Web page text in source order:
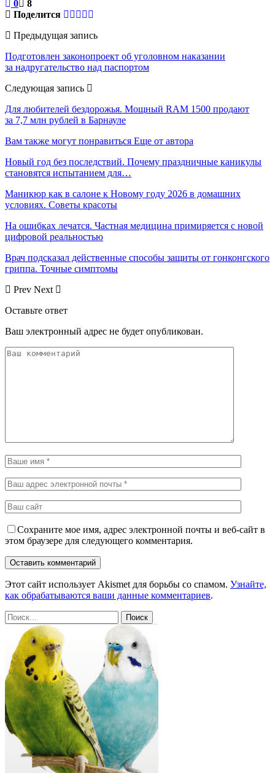
0
8
Поделится
Предыдущая запись
Подготовлен законопроект об уголовном наказании
за надругательство над паспортом
Следующая запись
Для любителей бездорожья. Мощный RAM 1500 продают
за 7,7 млн рублей в Барнауле
Вам также могут понравиться Еще от автора
Новый год без последствий. Почему праздничные каникулы
становятся испытанием для…
Маникюр как в салоне к Новому году 2026 в домашних
условиях. Советы красоты
На ошибках лечатся. Частная медицина примиряется с новой
цифровой реальностью
Врач подсказал действенные способы защиты от гонконгского
гриппа. Точные симптомы
Prev Next
Оставьте ответ
Ваш электронный адрес не будет опубликован.
Сохраните мое имя, адрес электронной почты и веб-сайт в
этом браузере для следующего комментария.
Этот сайт использует Akismet для борьбы со спамом. Узнайте,
как обрабатываются ваши данные комментариев.